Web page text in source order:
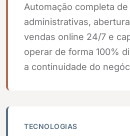
Automação completa
administrativas,
vendas online 24/7 e
operar de forma 100%
a continuidade do
TECNOLOGIAS